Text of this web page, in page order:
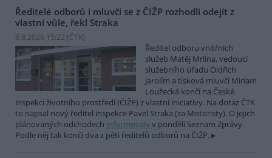
Ředitelé odborů i mluvčí se z ČIŽP rozhodli odejít z
vlastní vůle, řekl Straka
6.8.2026 15:22 (ČTK)
Ředitel odboru vnitřních
služeb Matěj Mrlina, vedoucí
služebního úřadu Oldřich
Jarolím a tisková mluvčí Miriam
Loužecká končí na České
inspekci životního prostředí (ČIŽP) z vlastní iniciativy. Na dotaz ČTK
to napsal nový ředitel inspekce Pavel Straka (za Motoristy). O jejich
plánovaných odchodech informovaly v pondělí Seznam Zprávy.
Podle něj tak končí dva z pěti ředitelů odborů na ČIŽP.